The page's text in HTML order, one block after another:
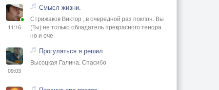
11:16
Смысл жизни.
Стрижаков Виктор , в очередной раз поклон. Вы
(Ты) не только обладатель прекрасного тенора
но и оче
09:03
Прогуляться я решил
Высоцкая Галина, Спасибо